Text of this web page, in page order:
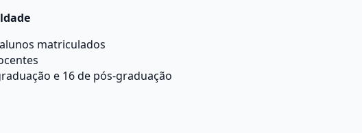
matriculados
e 16 de pós-graduação